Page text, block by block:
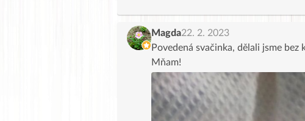
Magda22. 2. 2023
Povedená svačinka, dělali jsme
Mňam!